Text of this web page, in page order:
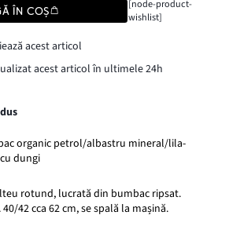
ÎN COȘ
[node-product-
wishlist]
acest articol
acest articol în ultimele 24h
organic petrol/albastru mineral/lila-
dungi
rotund, lucrată din bumbac ripsat.
42 cca 62 cm, se spală la mașină.